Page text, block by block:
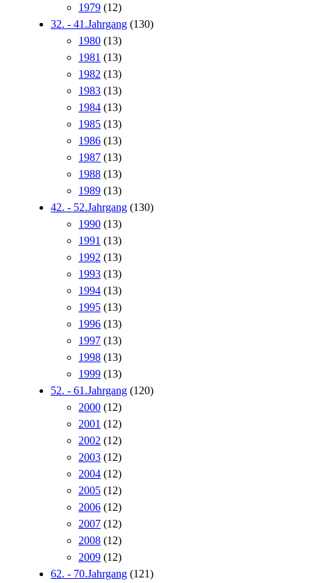
1979 (12)
32. - 41.Jahrgang (130)
1980 (13)
1981 (13)
1982 (13)
1983 (13)
1984 (13)
1985 (13)
1986 (13)
1987 (13)
1988 (13)
1989 (13)
42. - 52.Jahrgang (130)
1990 (13)
1991 (13)
1992 (13)
1993 (13)
1994 (13)
1995 (13)
1996 (13)
1997 (13)
1998 (13)
1999 (13)
52. - 61.Jahrgang (120)
2000 (12)
2001 (12)
2002 (12)
2003 (12)
2004 (12)
2005 (12)
2006 (12)
2007 (12)
2008 (12)
2009 (12)
62. - 70.Jahrgang (121)